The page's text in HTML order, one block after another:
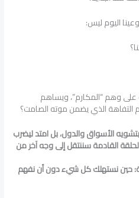
اليوم ليس:
وهم “المكارم”، ويساهم
التفاهة الذي يضمن موته الصامت؟
الأسواق والدول، بل امتد ليضرب
القادمة سننتقل إلى وجه آخر من
حين نستهلك كل شيء دون أن نفهم